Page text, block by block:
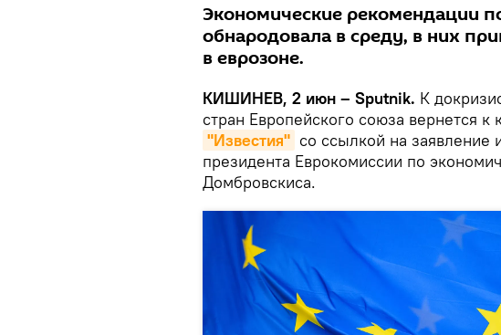
Экономические рекомендации
обнародовала в среду, в них
в еврозоне.
КИШИНЕВ, 2 июн – Sputnik. К
стран Европейского союза вернется
"Известия" со ссылкой на заявление
президента Еврокомиссии по
Домбровскиса.